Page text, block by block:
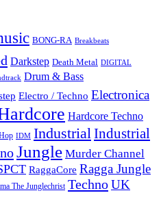
BONG-RA Breakbeats
Darkstep Death Metal DIGITAL
Drum & Bass
Electro / Techno Electronica
Hardcore Techno
IDM IndustrialIndustrial
Jungle Murder Channel
RaggaCore Ragga Jungle
The Junglechrist TechnoUK